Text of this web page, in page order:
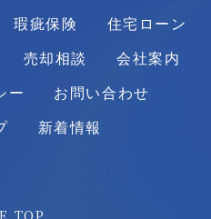
TOP
瑕疵保険
住宅ローン
売却相談
会社案内
ー
お問い合わせ
新着情報